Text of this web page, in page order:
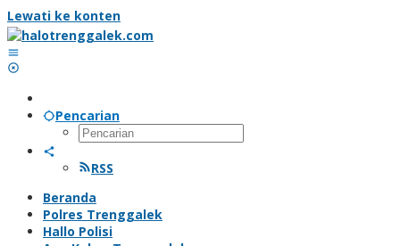
Lewati ke konten
Pencarian
RSS
Beranda
Polres Trenggalek
Hallo Polisi